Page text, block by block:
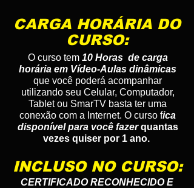
CARGA HORÁRIA DO
CURSO:
O curso tem 10 Horas de carga
horária em Vídeo-Aulas dinâmicas
que você poderá acompanhar
utilizando seu Celular, Computador,
Tablet ou SmarTV basta ter uma
conexão com a Internet. O curso fica
disponível para você fazer quantas
vezes quiser por 1 ano.
INCLUSO NO CURSO:
CERTIFICADO RECONHECIDO E